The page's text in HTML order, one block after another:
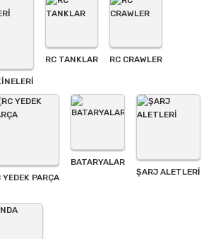
eksik bilgiler bulunuyor.
daha pahalı.
farklı alternatifler olmalı.
Gönder
RC TANKLAR RC CRAWLER
YEDEK PARÇA
BATARYALAR
ŞARJ ALETLERI